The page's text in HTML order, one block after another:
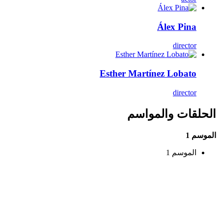
Álex Pina
director
Esther Martínez Lobato
director
الحلقات والمواسم
الموسم 1
الموسم 1